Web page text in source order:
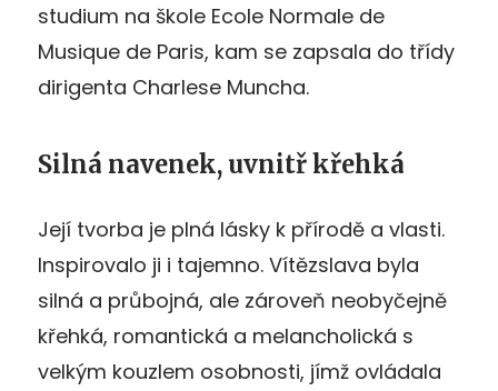
studium na škole Ecole Normale de
Musique de Paris, kam se zapsala do třídy
dirigenta Charlese Muncha.
Silná navenek, uvnitř křehká
Její tvorba je plná lásky k přírodě a vlasti.
Inspirovalo ji i tajemno. Vítězslava byla
silná a průbojná, ale zároveň neobyčejně
křehká, romantická a melancholická s
velkým kouzlem osobnosti, jímž ovládala